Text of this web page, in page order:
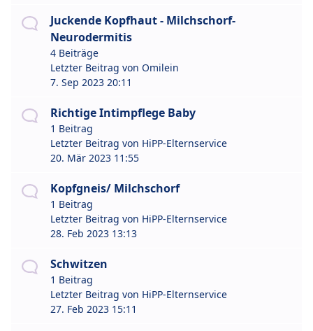
Juckende Kopfhaut - Milchschorf-
Neurodermitis
4 Beiträge
Letzter Beitrag von Omilein
7. Sep 2023 20:11
Richtige Intimpflege Baby
1 Beitrag
Letzter Beitrag von HiPP-Elternservice
20. Mär 2023 11:55
Kopfgneis/ Milchschorf
1 Beitrag
Letzter Beitrag von HiPP-Elternservice
28. Feb 2023 13:13
Schwitzen
1 Beitrag
Letzter Beitrag von HiPP-Elternservice
27. Feb 2023 15:11